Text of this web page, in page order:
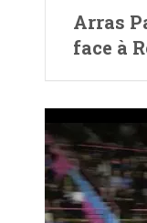
Arras
face à